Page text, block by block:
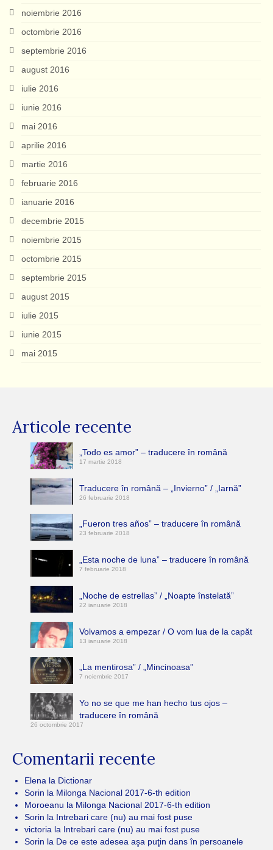
noiembrie 2016
octombrie 2016
septembrie 2016
august 2016
iulie 2016
iunie 2016
mai 2016
aprilie 2016
martie 2016
februarie 2016
ianuarie 2016
decembrie 2015
noiembrie 2015
octombrie 2015
septembrie 2015
august 2015
iulie 2015
iunie 2015
mai 2015
Articole recente
„Todo es amor” – traducere în română
17 martie 2018
Traducere în română – „Invierno” / „Iarnă”
26 februarie 2018
„Fueron tres años” – traducere în română
23 februarie 2018
„Esta noche de luna” – traducere în română
7 februarie 2018
„Noche de estrellas” / „Noapte înstelată”
22 ianuarie 2018
Volvamos a empezar / O vom lua de la capăt
13 ianuarie 2018
„La mentirosa” / „Mincinoasa”
7 noiembrie 2017
Yo no se que me han hecho tus ojos –
traducere în română
26 octombrie 2017
Comentarii recente
Elena la Dictionar
Sorin la Milonga Nacional 2017-6-th edition
Moroeanu la Milonga Nacional 2017-6-th edition
Sorin la Intrebari care (nu) au mai fost puse
victoria la Intrebari care (nu) au mai fost puse
Sorin la De ce este adesea aşa puţin dans în persoanele